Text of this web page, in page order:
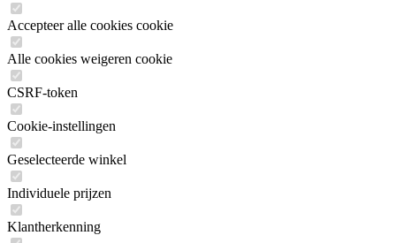
Accepteer alle cookies cookie
Alle cookies weigeren cookie
CSRF-token
Cookie-instellingen
Geselecteerde winkel
Individuele prijzen
Klantherkenning